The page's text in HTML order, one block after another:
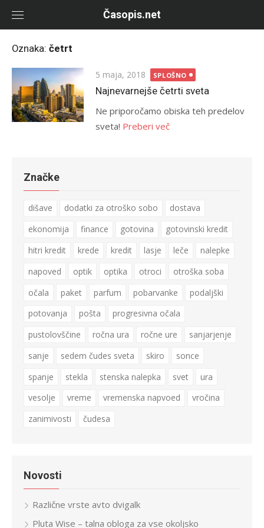
Časopis.net
Oznaka: četrt
Objavljeno
5 maja, 2018 SPLOŠNO
Najnevarnejše četrti sveta
Ne priporočamo obiska teh predelov
sveta! Preberi več
Značke
dišave dodatki za otroško sobo
dostava
ekonomija
finance gotovina
gotovinski kredit
hitri kredit
krede kredit lasje leče
nalepke
napoved
optik optika otroci
otroška soba
očala
paket parfum pobarvanke
podaljški
potovanja
pošta
progresivna očala
pustolovščine
ročna ura ročne ure
sanjarjenje
sanje
sedem čudes sveta skiro
sonce
spanje
stekla stenska nalepka svet
ura
vesolje
vreme vremenska napvoed
vročina
zanimivosti
čudesa
Novosti
Različne vrste avto dvigalk
Pluta Wise – talna obloga za vse okoljsko